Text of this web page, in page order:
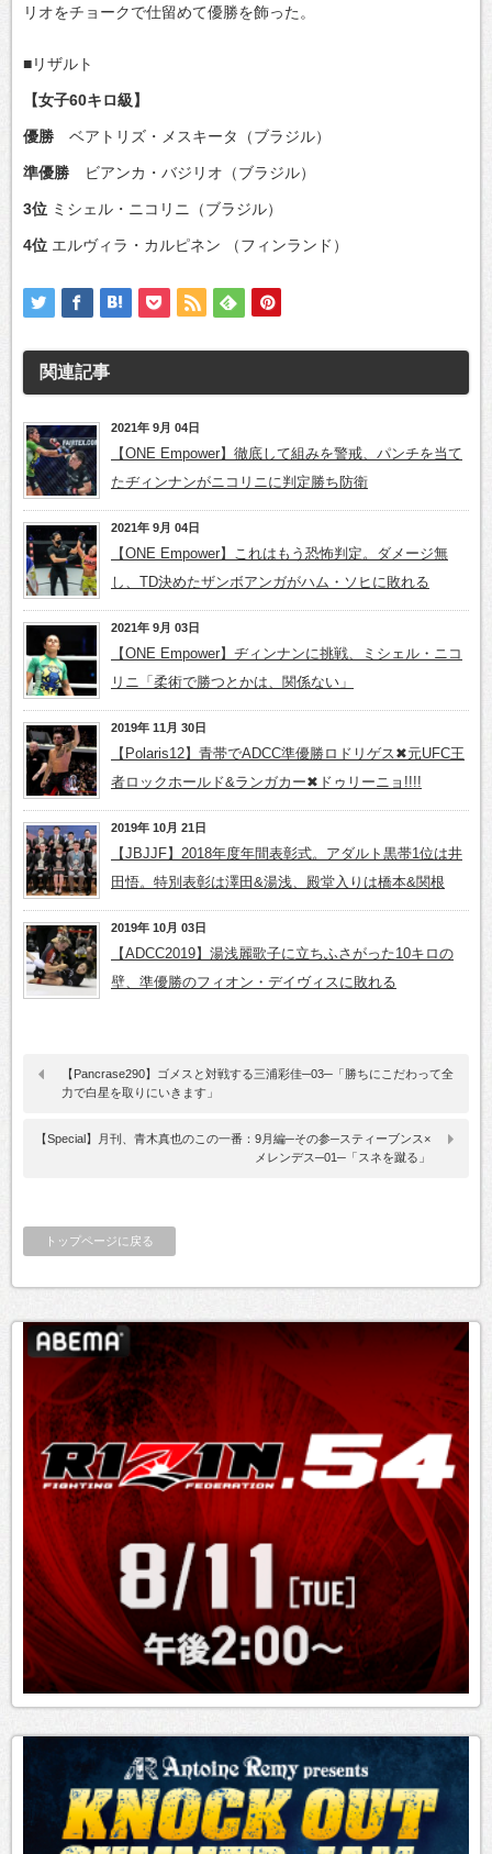
リオをチョークで仕留めて優勝を飾った。
■リザルト
【女子60キロ級】
優勝 ベアトリズ・メスキータ（ブラジル）
準優勝 ビアンカ・バジリオ（ブラジル）
3位 ミシェル・ニコリニ（ブラジル）
4位 エルヴィラ・カルピネン （フィンランド）
関連記事
2021年 9月 04日
【ONE Empower】徹底して組みを警戒、パンチを当て
たヂィンナンがニコリニに判定勝ち防衛
2021年 9月 04日
【ONE Empower】これはもう恐怖判定。ダメージ無
し、TD決めたザンボアンガがハム・ソヒに敗れる
2021年 9月 03日
【ONE Empower】ヂィンナンに挑戦、ミシェル・ニコ
リニ「柔術で勝つとかは、関係ない」
2019年 11月 30日
【Polaris12】青帯でADCC準優勝ロドリゲス✖元UFC王
者ロックホールド&ランガカー✖ドゥリーニョ!!!!
2019年 10月 21日
【JBJJF】2018年度年間表彰式。アダルト黒帯1位は井
田悟。特別表彰は澤田&湯浅、殿堂入りは橋本&関根
2019年 10月 03日
【ADCC2019】湯浅麗歌子に立ちふさがった10キロの
壁、準優勝のフィオン・デイヴィスに敗れる
【Pancrase290】ゴメスと対戦する三浦彩佳─03─「勝ちにこだわって全
力で白星を取りにいきます」
【Special】月刊、青木真也のこの一番：9月編─その参─スティーブンス×
メレンデス─01─「スネを蹴る」
トップページに戻る